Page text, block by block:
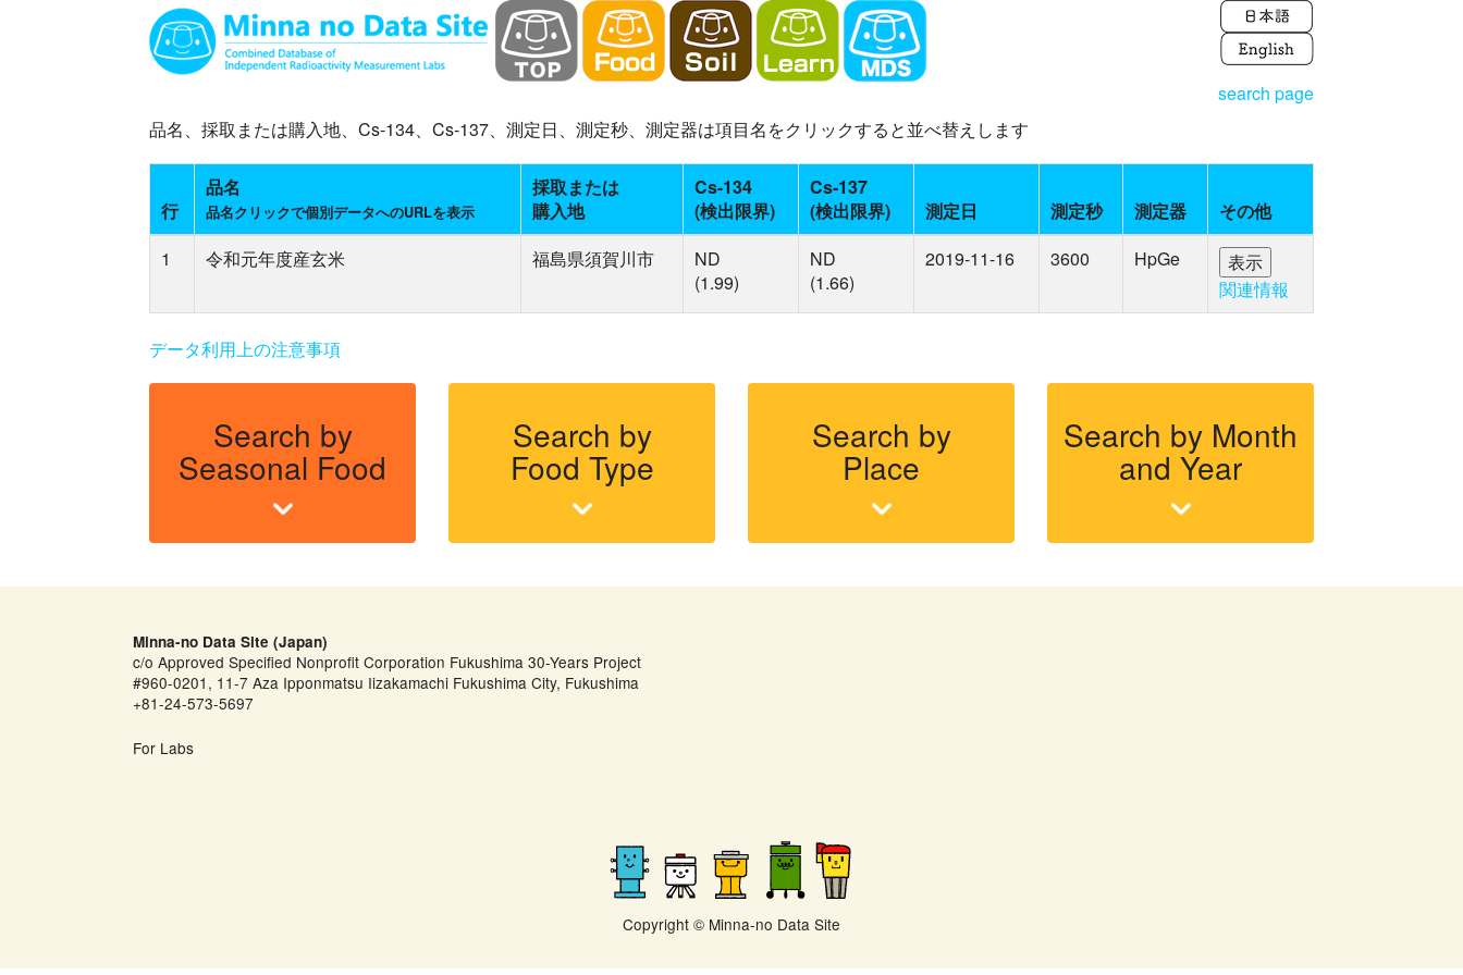
search page
品名、採取または購入地、Cs-134、Cs-137、測定日、測定秒、測定器は項目名をクリックすると並べ替えします
行
品名
品名クリックで個別データへのURLを表示
採取または
購入地
Cs-134
(検出限界)
Cs-137
(検出限界)
測定日 測定秒 測定器
その他
1
令和元年度産玄米 福島県須賀川市
ND
(1.99)
ND
(1.66)
2019-11-16 3600
HpGe
関連情報
データ利用上の注意事項
Search by
Seasonal Food
Search by
Food Type
Search by
Place
Search by Month
and Year
Minna-no Data Site (Japan)
c/o Approved Specified Nonprofit Corporation Fukushima 30-Years Project
#960-0201, 11-7 Aza Ipponmatsu Iizakamachi Fukushima City, Fukushima
+81-24-573-5697
For Labs
Copyright © Minna-no Data Site